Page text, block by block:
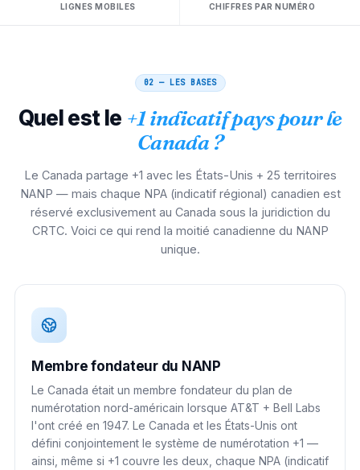
LIGNES MOBILES CHIFFRES PAR NUMÉRO
02 — LES BASES
Quel est le +1 indicatif pays pour le
Canada ?
Le Canada partage +1 avec les États-Unis + 25 territoires
NANP — mais chaque NPA (indicatif régional) canadien est
réservé exclusivement au Canada sous la juridiction du
CRTC. Voici ce qui rend la moitié canadienne du NANP
unique.
Membre fondateur du NANP
Le Canada était un membre fondateur du plan de
numérotation nord-américain lorsque AT&T + Bell Labs
l'ont créé en 1947. Le Canada et les États-Unis ont
défini conjointement le système de numérotation +1 —
ainsi, même si +1 couvre les deux, chaque NPA (indicatif